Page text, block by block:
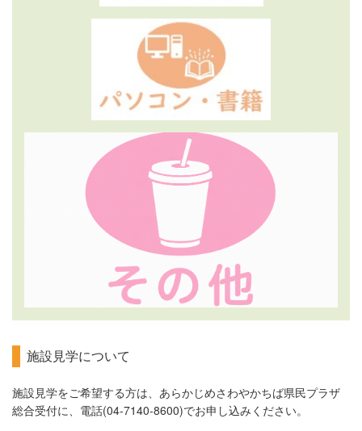
施設見学について
施設見学をご希望する方は、あらかじめさわやかちば県民プラザ
総合受付に、電話(04-7140-8600)でお申し込みください。